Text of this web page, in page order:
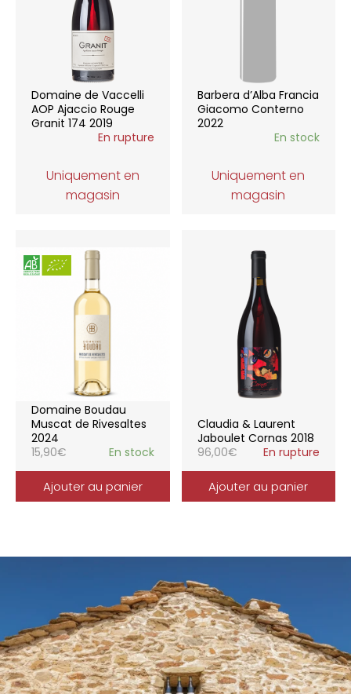
Domaine de Vaccelli
AOP Ajaccio Rouge
Granit 174 2019
En rupture
Uniquement en
magasin
Barbera d’Alba Francia
Giacomo Conterno
2022
En stock
Uniquement en
magasin
Domaine Boudau
Muscat de Rivesaltes
2024
15,90€ En stock
Ajouter au panier
Claudia & Laurent
Jaboulet Cornas 2018
96,00€ En rupture
Ajouter au panier